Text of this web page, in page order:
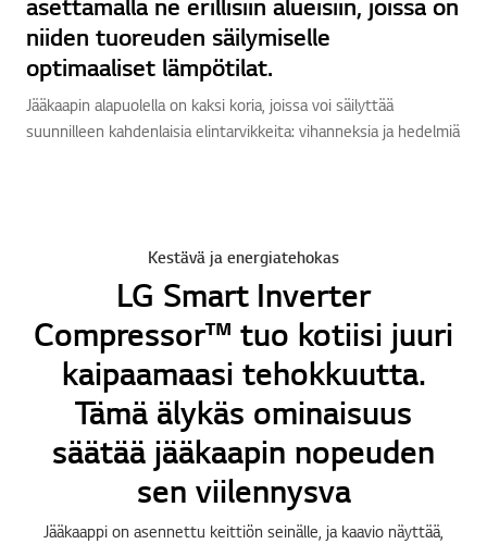
niiden tuoreuden säilymiselle
optimaaliset lämpötilat.
Jääkaapin alapuolella on kaksi koria, joissa voi säilyttää
suunnilleen kahdenlaisia elintarvikkeita: vihanneksia ja hedelmiä
Kestävä ja energiatehokas
LG Smart Inverter
Compressor™ tuo kotiisi juuri
kaipaamaasi tehokkuutta.
Tämä älykäs ominaisuus
säätää jääkaapin nopeuden
sen viilennysva
Jääkaappi on asennettu keittiön seinälle, ja kaavio näyttää,